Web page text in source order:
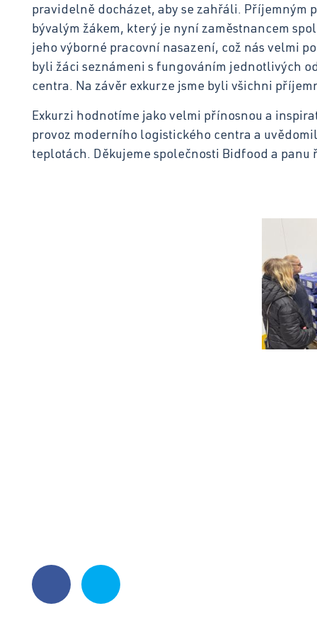
pravidelně docházet, aby se zahřáli. Příjemným
bývalým žákem, který je nyní zaměstnancem
jeho výborné pracovní nasazení, což nás velmi
byli žáci seznámeni s fungováním jednotlivých
centra. Na závěr exkurze jsme byli všichni
Exkurzi hodnotíme jako velmi přínosnou a
provoz moderního logistického centra a
teplotách. Děkujeme společnosti Bidfood a